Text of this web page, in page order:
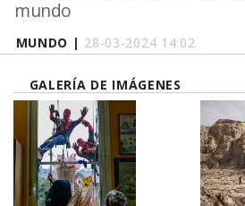
MUNDO | 28-03-2024 14:02
mundo
GALERÍA DE IMÁGENES